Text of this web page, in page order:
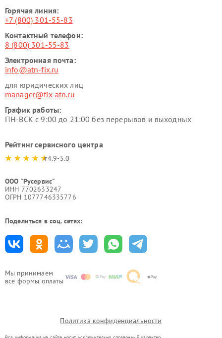
Мы принимаем
все формы оплаты
Горячая линия:
+7 (800) 301-55-83
Контактный телефон:
8 (800) 301-55-83
Электронная почта:
info@atn-fix.ru
для юридических лиц
manager@fix-atn.ru
График работы:
ПН-ВСК с 9:00 до 21:00 без перерывов и выходных
Рейтинг сервисного центра
4.9-5.0
ООО "Русервис"
ИНН 7702633247
ОГРН 1077746335776
Поделиться в соц. сетях:
Политика конфиденциальности